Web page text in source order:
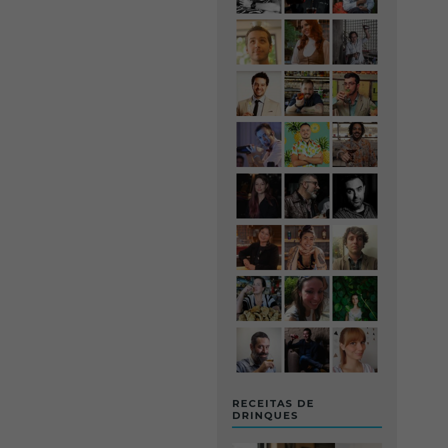
RECEITAS DE
DRINQUES